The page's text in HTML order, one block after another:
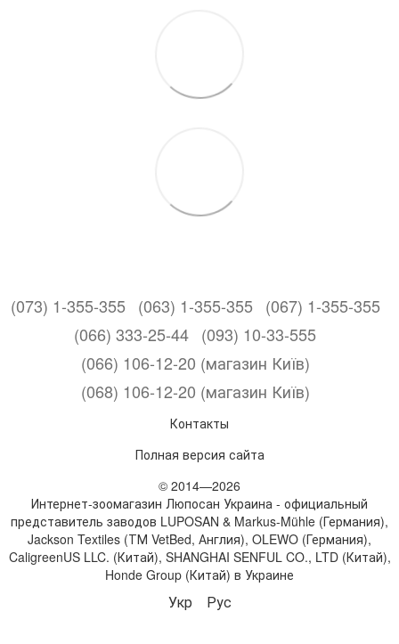
(073) 1-355-355 (063) 1-355-355 (067) 1-355-355
(066) 333-25-44 (093) 10-33-555
(066) 106-12-20 (магазин Київ)
(068) 106-12-20 (магазин Київ)
Контакты
Полная версия сайта
© 2014—2026
Интернет-зоомагазин Люпосан Украина - официальный
представитель заводов LUPOSAN & Markus-Mühle (Германия),
Jackson Textiles (ТМ VetBed, Англия), OLEWO (Германия),
CaligreenUS LLC. (Китай), SHANGHAI SENFUL CO., LTD (Китай),
Honde Group (Китай) в Украине
Укр Рус